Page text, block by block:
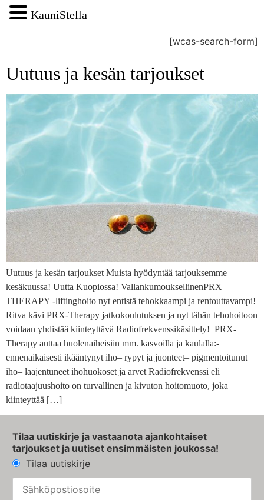
[wcas-search-form]
Uutuus ja kesän tarjoukset
Uutuus ja kesän tarjoukset Muista hyödyntää tarjouksemme
kesäkuussa! Uutta Kuopiossa! VallankumouksellinenPRX
THERAPY -liftinghoito nyt entistä tehokkaampi ja rentouttavampi!
Ritva kävi PRX-Therapy jatkokoulutuksen ja nyt tähän tehohoitoon
voidaan yhdistää kiinteyttävä Radiofrekvenssikäsittely! PRX-
Therapy auttaa huolenaiheisiin mm. kasvoilla ja kaulalla:-
ennenaikaisesti ikääntynyt iho– rypyt ja juonteet– pigmentoitunut
iho– laajentuneet ihohuokoset ja arvet Radiofrekvenssi eli
radiotaajuushoito on turvallinen ja kivuton hoitomuoto, joka
kiinteyttää […]
Tilaa uutiskirje ja vastaanota ajankohtaiset
tarjoukset ja uutiset ensimmäisten joukossa!
Tilaa uutiskirje
KauniStella